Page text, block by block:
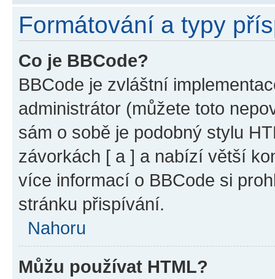
Formátování a typy
Co je BBCode?
BBCode je zvláštní
administrátor (můžete toto
sám o sobě je podobný stylu
závorkách [ a ] a nabízí větší
více informací o BBCode si
stránku přispívání.
Nahoru
Můžu používat HTML?